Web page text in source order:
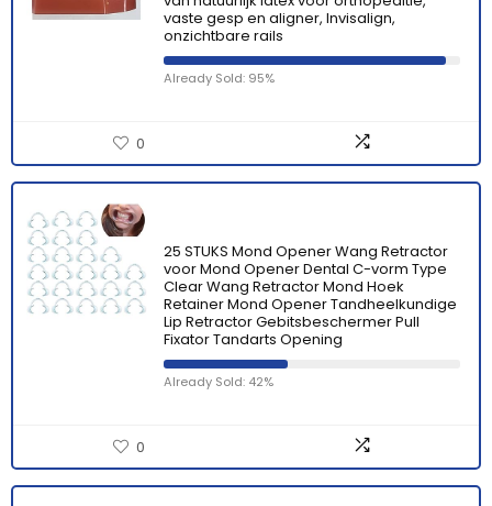
vaste gesp en aligner, Invisalign,
onzichtbare rails
Already Sold: 95%
0
25 STUKS Mond Opener Wang Retractor
voor Mond Opener Dental C-vorm Type
Clear Wang Retractor Mond Hoek
Retainer Mond Opener Tandheelkundige
Lip Retractor Gebitsbeschermer Pull
Fixator Tandarts Opening
Already Sold: 42%
0